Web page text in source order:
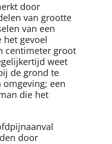
door
van grootte
van een
gevoel
centimeter groot
weet
de grond te
een
die het
door